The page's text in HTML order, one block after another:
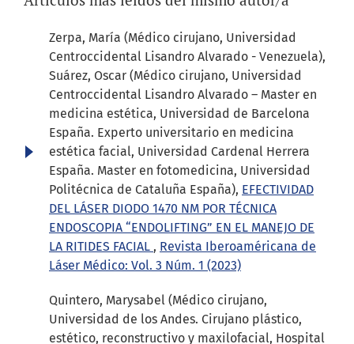
Zerpa, María (Médico cirujano, Universidad
Centroccidental Lisandro Alvarado - Venezuela),
Suárez, Oscar (Médico cirujano, Universidad
Centroccidental Lisandro Alvarado – Master en
medicina estética, Universidad de Barcelona
España. Experto universitario en medicina
estética facial, Universidad Cardenal Herrera
España. Master en fotomedicina, Universidad
Politécnica de Cataluña España), EFECTIVIDAD
DEL LÁSER DIODO 1470 NM POR TÉCNICA
ENDOSCOPIA “ENDOLIFTING” EN EL MANEJO DE
LA RITIDES FACIAL , Revista Iberoaméricana de
Láser Médico: Vol. 3 Núm. 1 (2023)
Quintero, Marysabel (Médico cirujano,
Universidad de los Andes. Cirujano plástico,
estético, reconstructivo y maxilofacial, Hospital